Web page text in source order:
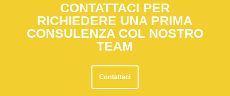
CONTATTACI PER
RICHIEDERE UNA PRIMA
CONSULENZA COL NOSTRO
TEAM
Contattaci